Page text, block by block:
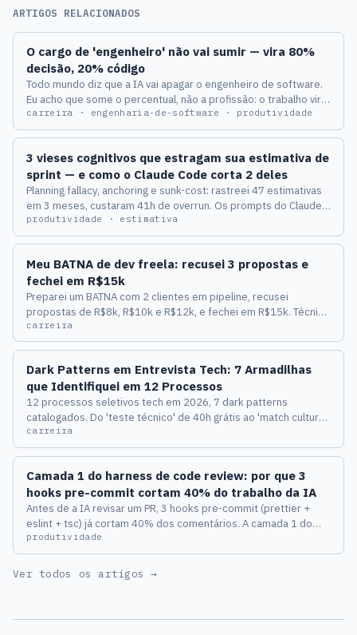
ARTIGOS RELACIONADOS
O cargo de 'engenheiro' não vai sumir — vira 80%
decisão, 20% código
Todo mundo diz que a IA vai apagar o engenheiro de software.
Eu acho que some o percentual, não a profissão: o trabalho vira
80% decisão e 20% código. E tem uma equipe que provou isso
abrindo 4x mais PRs sem perder qualidade.
carreira · engenharia-de-software · produtividade
3 vieses cognitivos que estragam sua estimativa de
sprint — e como o Claude Code corta 2 deles
Planning fallacy, anchoring e sunk-cost: rastreei 47 estimativas
em 3 meses, custaram 41h de overrun. Os prompts do Claude
Code que cortam 2 dos 3 — o terceiro é humano puro.
produtividade · estimativa
Meu BATNA de dev freela: recusei 3 propostas e
fechei em R$15k
Preparei um BATNA com 2 clientes em pipeline, recusei
propostas de R$8k, R$10k e R$12k, e fechei em R$15k. Técnica
de negociação vale mais que uma certificação a mais — passo a
passo real.
carreira
Dark Patterns em Entrevista Tech: 7 Armadilhas
que Identifiquei em 12 Processos
12 processos seletivos tech em 2026, 7 dark patterns
catalogados. Do 'teste técnico' de 40h grátis ao 'match cultural'
que só pergunta sobre horas extras.
carreira
Camada 1 do harness de code review: por que 3
hooks pre-commit cortam 40% do trabalho da IA
Antes de a IA revisar um PR, 3 hooks pre-commit (prettier +
eslint + tsc) já cortam 40% dos comentários. A camada 1 do
harness de code review, medida em 3 meses de PRs reais.
produtividade
Ver todos os artigos →